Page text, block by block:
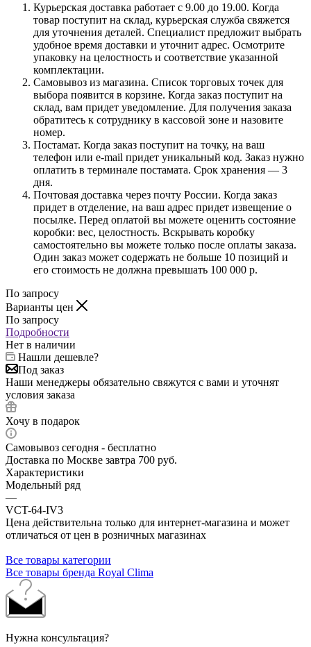
Курьерская доставка работает с 9.00 до 19.00. Когда
товар поступит на склад, курьерская служба свяжется
для уточнения деталей. Специалист предложит выбрать
удобное время доставки и уточнит адрес. Осмотрите
упаковку на целостность и соответствие указанной
комплектации.
Самовывоз из магазина. Список торговых точек для
выбора появится в корзине. Когда заказ поступит на
склад, вам придет уведомление. Для получения заказа
обратитесь к сотруднику в кассовой зоне и назовите
номер.
Постамат. Когда заказ поступит на точку, на ваш
телефон или e-mail придет уникальный код. Заказ нужно
оплатить в терминале постамата. Срок хранения — 3
дня.
Почтовая доставка через почту России. Когда заказ
придет в отделение, на ваш адрес придет извещение о
посылке. Перед оплатой вы можете оценить состояние
коробки: вес, целостность. Вскрывать коробку
самостоятельно вы можете только после оплаты заказа.
Один заказ может содержать не больше 10 позиций и
его стоимость не должна превышать 100 000 р.
По запросу
Варианты цен
По запросу
Подробности
Нет в наличии
Нашли дешевле?
Под заказ
Наши менеджеры обязательно свяжутся с вами и уточнят
условия заказа
Хочу в подарок
Самовывоз сегодня - бесплатно
Доставка по Москве завтра 700 руб.
Характеристики
Модельный ряд
—
VCT-64-IV3
Цена действительна только для интернет-магазина и может
отличаться от цен в розничных магазинах
Все товары категории
Все товары бренда Royal Clima
Нужна консультация?